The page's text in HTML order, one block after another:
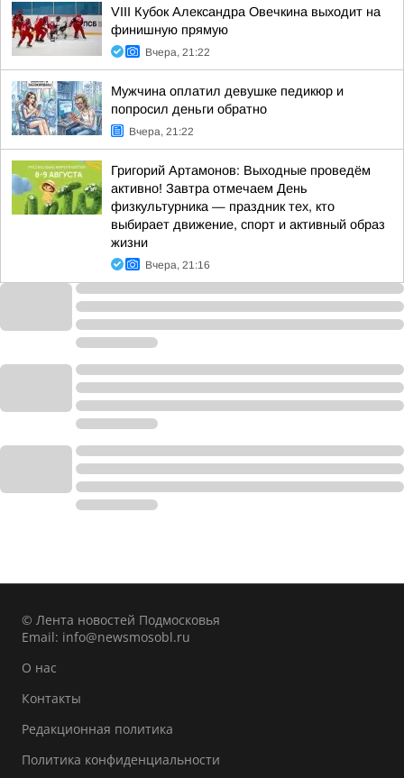
VIII Кубок Александра Овечкина выходит на
финишную прямую
Вчера, 21:22
Мужчина оплатил девушке педикюр и
попросил деньги обратно
Вчера, 21:22
Григорий Артамонов: Выходные проведём
активно! Завтра отмечаем День
физкультурника — праздник тех, кто
выбирает движение, спорт и активный образ
жизни
Вчера, 21:16
© Лента новостей Подмосковья
Email: info@newsmosobl.ru
О нас
Контакты
Редакционная политика
Политика конфиденциальности